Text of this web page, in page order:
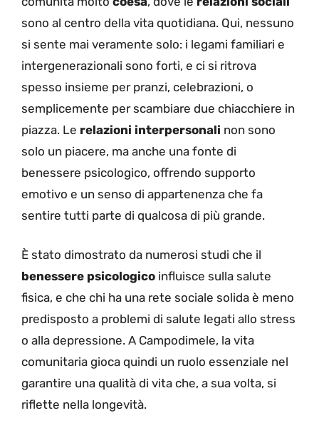
sono al centro della vita quotidiana. Qui, nessuno
si sente mai veramente solo: i legami familiari e
intergenerazionali sono forti, e ci si ritrova
spesso insieme per pranzi, celebrazioni, o
semplicemente per scambiare due chiacchiere in
piazza. Le relazioni interpersonali non sono
solo un piacere, ma anche una fonte di
benessere psicologico, offrendo supporto
emotivo e un senso di appartenenza che fa
sentire tutti parte di qualcosa di più grande.
È stato dimostrato da numerosi studi che il
benessere psicologico influisce sulla salute
fisica, e che chi ha una rete sociale solida è meno
predisposto a problemi di salute legati allo stress
o alla depressione. A Campodimele, la vita
comunitaria gioca quindi un ruolo essenziale nel
garantire una qualità di vita che, a sua volta, si
riflette nella longevità.